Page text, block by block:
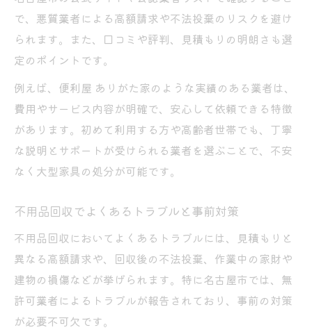
不用品回収の利便性と利用者の声
名古屋市の不用品回収への行政サポート例
で、悪質業者による高額請求や不法投棄のリスクを避け
られます。また、口コミや評判、見積もりの明朗さも選
定のポイントです。
例えば、便利屋 ありがた家のような実績のある業者は、
費用やサービス内容が明確で、安心して依頼できる特徴
があります。初めて利用する方や高齢者世帯でも、丁寧
な説明とサポートが受けられる業者を選ぶことで、不安
なく大型家具の処分が可能です。
不用品回収でよくあるトラブルと事前対策
不用品回収においてよくあるトラブルには、見積もりと
異なる高額請求や、回収後の不法投棄、作業中の家財や
建物の損傷などが挙げられます。特に名古屋市では、無
許可業者によるトラブルが報告されており、事前の対策
が必要不可欠です。